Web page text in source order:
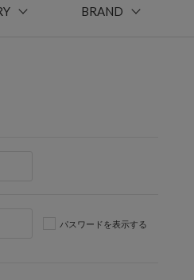
BRAND
パスワードを表示する